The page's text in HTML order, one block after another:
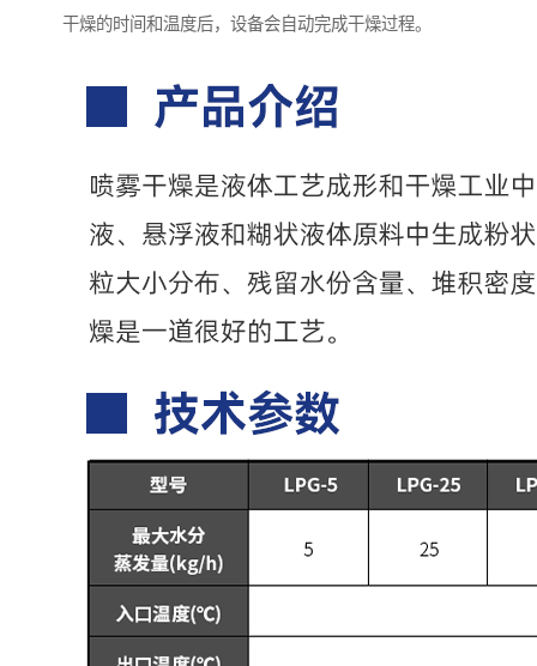
干燥的时间和温度后，设备会自动完成干燥过程。